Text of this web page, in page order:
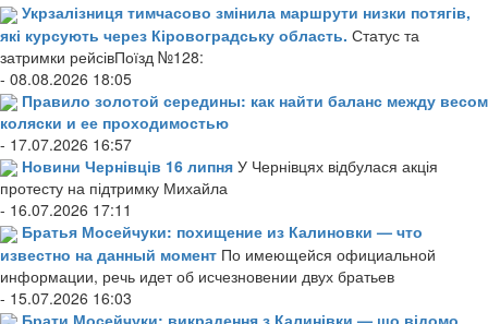
Укрзалізниця тимчасово змінила маршрути низки потягів,
які курсують через Кіровоградську область. Статус та
затримки рейсівПоїзд №128:
- 08.08.2026 18:05
Правило золотой середины: как найти баланс между весом
коляски и ее проходимостью
- 17.07.2026 16:57
Новини Чернівців 16 липня У Чернівцях відбулася акція
протесту на підтримку Михайла
- 16.07.2026 17:11
Братья Мосейчуки: похищение из Калиновки — что
известно на данный момент По имеющейся официальной
информации, речь идет об исчезновении двух братьев
- 15.07.2026 16:03
Брати Мосейчуки: викрадення з Калинівки — що відомо